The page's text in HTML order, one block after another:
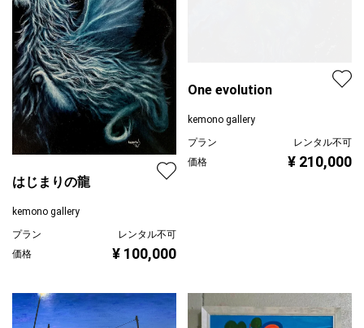
はじまりの龍
kemono gallery
プラン
レンタル不可
価格
¥ 100,000
One evolution
kemono gallery
プラン
レンタル不可
価格
¥ 210,000